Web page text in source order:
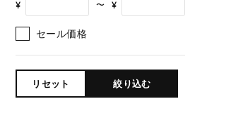
¥ 〜 ¥
セール価格
リセット 絞り込む